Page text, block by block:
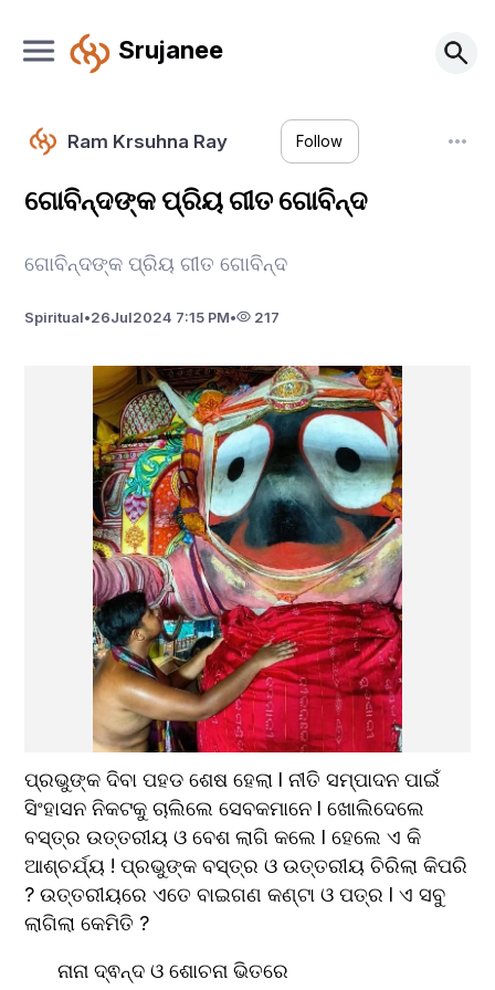
Srujanee
Ram Krsuhna Ray Follow
ଗୋବିନ୍ଦଙ୍କ ପ୍ରିୟ ଗୀତ ଗୋବିନ୍ଦ
ଗୋବିନ୍ଦଙ୍କ ପ୍ରିୟ ଗୀତ ଗୋବିନ୍ଦ
Spiritual•26Jul2024 7:15 PM• 217
ପ୍ରଭୁଙ୍କ ଦିବା ପହଡ ଶେଷ ହେଲା l ନୀତି ସମ୍ପାଦନ ପାଇଁ
ସିଂହାସନ ନିକଟକୁ ଚାଲିଲେ ସେବକମାନେ l ଖୋଲିଦେଲେ
ବସ୍ତ୍ର ‍ଉତ୍ତରୀୟ ଓ ବେଶ ଲାଗି କଲେ l ହେଲେ ଏ କି
ଆଶ୍ଚର୍ଯ୍ୟ ! ପ୍ରଭୁଙ୍କ ବସ୍ତ୍ର ଓ ଉତ୍ତରୀୟ ଚିରିଲା କିପରି
? ଉତ୍ତରୀୟରେ ଏତେ ବାଇଗଣ କଣ୍ଟା ଓ ପତ୍ର l ଏ ସବୁ
ଲାଗିଲା କେମିତି ?
ନାନା ଦ୍ଵନ୍ଦ ଓ ଶୋଚନା ଭିତରେ